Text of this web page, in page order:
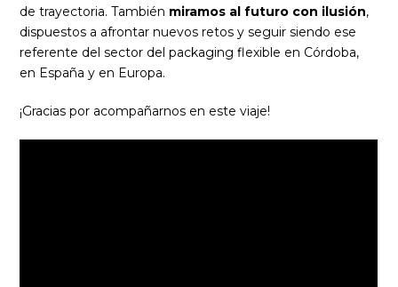
de trayectoria. También miramos al futuro con ilusión,
dispuestos a afrontar nuevos retos y seguir siendo ese
referente del sector del packaging flexible en Córdoba,
en España y en Europa.
¡Gracias por acompañarnos en este viaje!